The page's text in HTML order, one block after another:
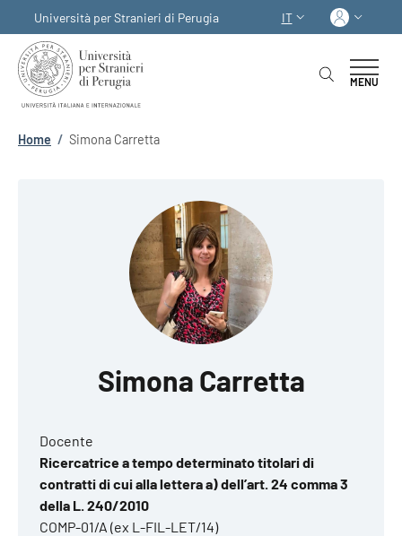
Università per Stranieri di Perugia
SELETTORE LINGUA:
IT
MENU
Briciole di pane
Home / Simona Carretta
Simona Carretta
Docente
Ricercatrice a tempo determinato titolari di
contratti di cui alla lettera a) dell’art. 24 comma 3
della L. 240/2010
COMP-01/A (ex L-FIL-LET/14)